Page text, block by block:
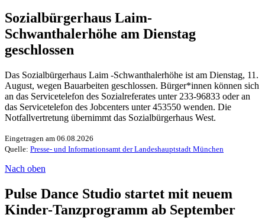
Sozialbürgerhaus Laim-
Schwanthalerhöhe am Dienstag
geschlossen
Das Sozialbürgerhaus Laim -Schwanthalerhöhe ist am Dienstag, 11.
August, wegen Bauarbeiten geschlossen. Bürger*innen können sich
an das Servicetelefon des Sozialreferates unter 233-96833 oder an
das Servicetelefon des Jobcenters unter 453550 wenden. Die
Notfallvertretung übernimmt das Sozialbürgerhaus West.
Eingetragen am 06.08.2026
Quelle: Presse- und Informationsamt der Landeshauptstadt München
Nach oben
Pulse Dance Studio startet mit neuem
Kinder-Tanzprogramm ab September